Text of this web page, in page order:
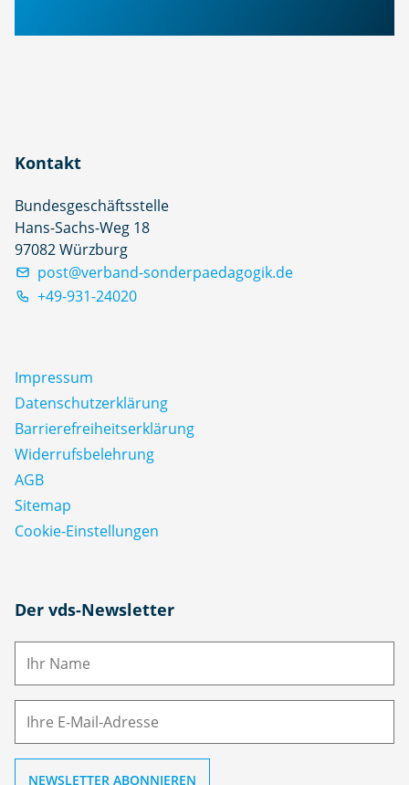
Kontakt
Bundesgeschäftsstelle
Hans-Sachs-Weg 18
97082 Würzburg
post@verband-sonderpaedagogik.de
+49-931-24020
Impressum
Datenschutz­erklärung
Barrierefreiheitserklärung
Widerrufsbelehrung
AGB
Sitemap
Cookie-Einstellungen
Der vds-Newsletter
N
M